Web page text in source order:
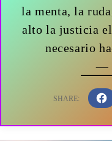
la menta, la
alto la justicia el
necesario
—